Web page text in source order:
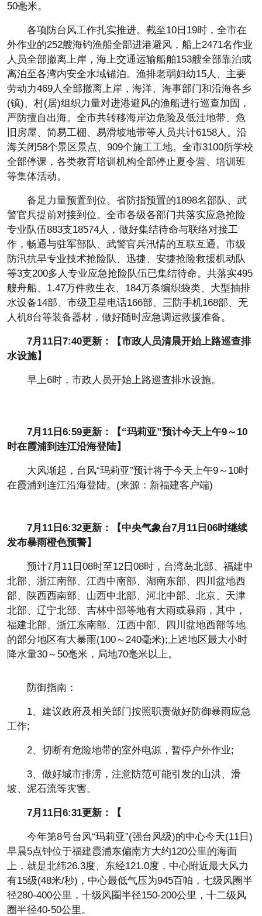
50毫米。
各项防台风工作扎实推进。截至10日19时，全市在
外作业的252艘海钓渔船全部进港避风，船上2471名作业
人员全部撤离上岸，海上交通运输船舶153艘全部靠泊或
离泊至各湾内安全水域锚泊。渔排老弱妇幼15人、主要
劳动力469人全部撤离上岸，海洋、海事部门和沿海各乡
(镇)、村(居)组织力量对进港避风的渔船进行巡查加固，
严防擅自出海。全市共转移海岸边危险及低洼地带、危
旧房屋、简易工棚、易滑坡地带等人员共计6158人。沿
海关闭58个景区景点、909个施工工地。全市3100所学校
全部停课，各类教育培训机构全部停止夏令营、培训班
等集体活动。
备足力量预置到位。省防指预置的1898名部队、武
警官兵提前对接到位。全市各级各部门共落实应急抢险
专业队伍883支18574人，做好集结待命与联络对接工
作，畅通与驻军部队、武警官兵汛情的互联互通。市级
防汛抗旱专业技术抢险队、迅捷、安捷抢险救援机动队
等3支200多人专业应急抢险队伍已集结待命。共落实495
艘舟船、1.47万件救生衣、184万条编织袋类、大型抽排
水设备14部、市级卫星电话166部、三防手机168部、无
人机8台等装备器材，做好随时应急调运救援准备。
7月11日7:40更新：【市政人员清晨开始上路巡查排
水设施】
早上6时，市政人员开始上路巡查排水设施。
7月11日6:59更新：【“玛莉亚”预计今天上午9～10
时在霞浦到连江沿海登陆】
大风渐起，台风“玛莉亚”预计将于今天上午9～10时
在霞浦到连江沿海登陆。(来源：新福建客户端)
7月11日6:32更新：【中央气象台7月11日06时继续
发布暴雨橙色预警】
预计7月11日08时至12日08时，台湾岛北部、福建中
北部、浙江南部、江西中南部、湖南东部、四川盆地西
部、陕西西南部、山西中北部、河北中部、北京、天津
北部、辽宁北部、吉林中部等地有大雨或暴雨，其中，
福建北部、浙江东南部、江西中部、四川盆地西部等地
的部分地区有大暴雨(100～240毫米);上述地区最大小时
降水量30～50毫米，局地70毫米以上。
防御指南：
1、建议政府及相关部门按照职责做好防御暴雨应急
工作;
2、切断有危险地带的室外电源，暂停户外作业;
3、做好城市排涝，注意防范可能引发的山洪、滑
坡、泥石流等灾害。
7月11日6:31更新：【
今年第8号台风“玛莉亚”(强台风级)的中心今天(11日)
早晨5点钟位于福建霞浦东偏南方大约120公里的海面
上，就是北纬26.3度、东经121.0度，中心附近最大风力
有15级(48米/秒)，中心最低气压为945百帕，七级风圈半
径280-400公里，十级风圈半径150-200公里，十二级风
圈半径40-50公里。